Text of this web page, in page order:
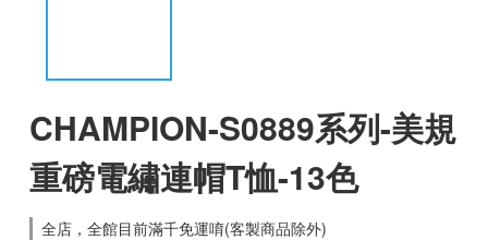
CHAMPION-S0889系列-美規
重磅電繡連帽T恤-13色
全店，全館目前滿千免運唷(客製商品除外)